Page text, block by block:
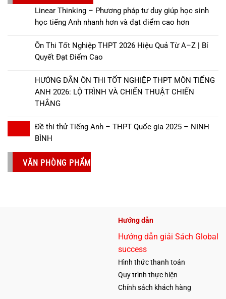
Linear Thinking – Phương pháp tư duy giúp học sinh
học tiếng Anh nhanh hơn và đạt điểm cao hơn
Ôn Thi Tốt Nghiệp THPT 2026 Hiệu Quả Từ A–Z | Bí
Quyết Đạt Điểm Cao
HƯỚNG DẪN ÔN THI TỐT NGHIỆP THPT MÔN TIẾNG
ANH 2026: LỘ TRÌNH VÀ CHIẾN THUẬT CHIẾN
THẮNG
Đề thi thử Tiếng Anh – THPT Quốc gia 2025 – NINH
BÌNH
VĂN PHÒNG PHẨM
Hướng dẫn
Hướng dẫn giải Sách Global
success
Hình thức thanh toán
Quy trình thực hiện
Chính sách khách hàng